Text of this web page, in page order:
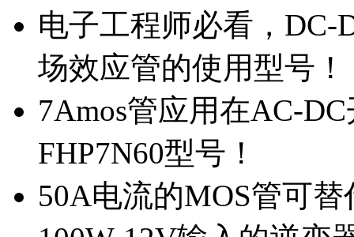
电子工程师必看，DC-
场效应管的使用型号！
7Amos管应用在AC-
FHP7N60型号！
50A电流的MOS管可